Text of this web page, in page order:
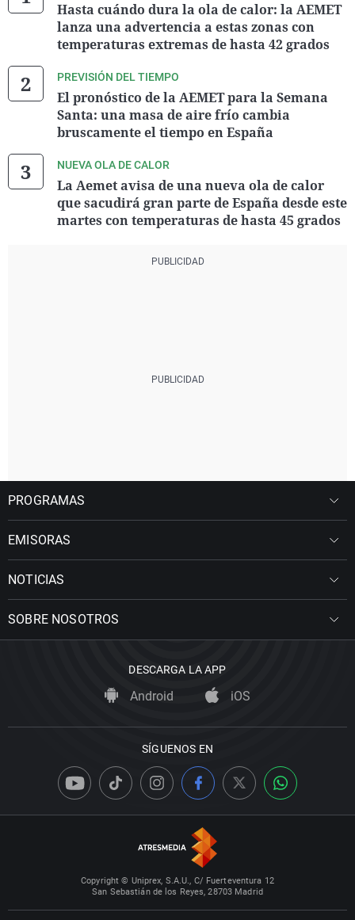
Hasta cuándo dura la ola de calor: la AEMET
lanza una advertencia a estas zonas con
temperaturas extremas de hasta 42 grados
PREVISIÓN DEL TIEMPO
El pronóstico de la AEMET para la Semana
Santa: una masa de aire frío cambia
bruscamente el tiempo en España
NUEVA OLA DE CALOR
La Aemet avisa de una nueva ola de calor
que sacudirá gran parte de España desde este
martes con temperaturas de hasta 45 grados
PROGRAMAS
EMISORAS
NOTICIAS
SOBRE NOSOTROS
DESCARGA LA APP
Android iOS
SÍGUENOS EN
Copyright © Uniprex, S.A.U., C/ Fuerteventura 12
San Sebastián de los Reyes, 28703 Madrid